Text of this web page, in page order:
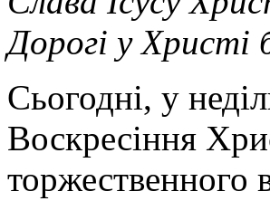
Дорогі у Христі
Сьогодні, у
Воскресіння
торжественного